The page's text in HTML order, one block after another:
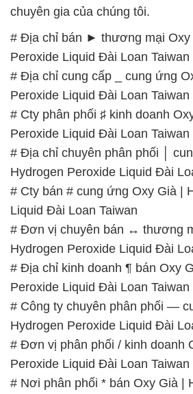
chuyên gia của chúng tôi.
# Địa chỉ bán ► thương mại Oxy
Peroxide Liquid Đài Loan Taiwan
# Địa chỉ cung cấp _ cung ứng
Peroxide Liquid Đài Loan Taiwan
# Cty phân phối ♯ kinh doanh
Peroxide Liquid Đài Loan Taiwan
# Địa chỉ chuyên phân phối │
Hydrogen Peroxide Liquid Đài
# Cty bán # cung ứng Oxy Già |
Liquid Đài Loan Taiwan
# Đơn vị chuyên bán ↔ thương
Hydrogen Peroxide Liquid Đài
# Địa chỉ kinh doanh ¶ bán Oxy
Peroxide Liquid Đài Loan Taiwan
# Công ty chuyên phân phối —
Hydrogen Peroxide Liquid Đài
# Đơn vị phân phối / kinh doanh
Peroxide Liquid Đài Loan Taiwan
# Nơi phân phối * bán Oxy Già |